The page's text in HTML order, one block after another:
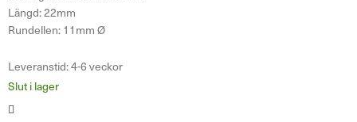
Längd: 22mm
Rundellen: 11mm Ø
Leveranstid: 4-6 veckor
Slut i lager